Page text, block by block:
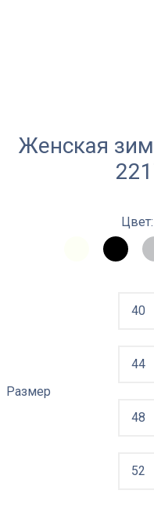
Женская
Цвет:
Размер
40
44
48
52